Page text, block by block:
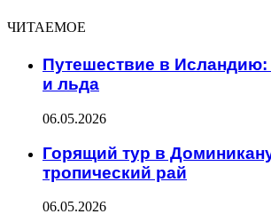
ЧИТАЕМОЕ
Путешествие в Исландию:
и льда
06.05.2026
Горящий тур в
тропический рай
06.05.2026